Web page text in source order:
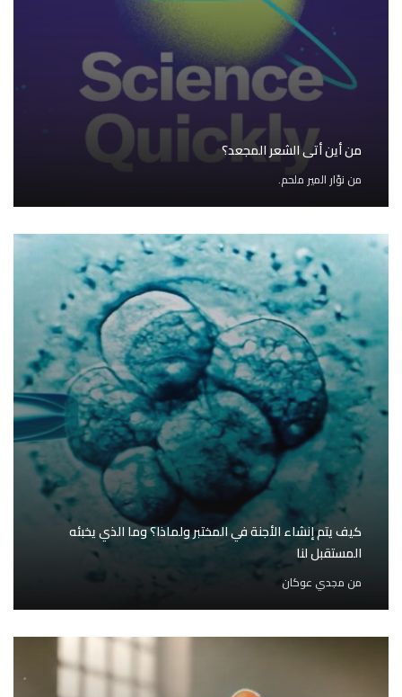
من أين أتى الشعر المجعد؟
من نوّار المير ملحم.
كيف يتم إنشاء الأجنة في المختبر ولماذا؟ وما الذي يخبئه
المستقبل لنا
من مجدي عوكان